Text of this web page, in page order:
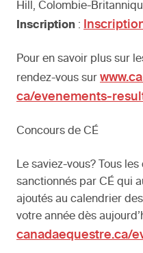
Hill, Colombie-
Inscription :
Pour en savoir plus sur
rendez-vous sur
ca/evenements-
Concours de CÉ
Le saviez-vous? Tous
sanctionnés par CÉ qui
ajoutés au calendrier
votre année dès
canadaequestre.ca/